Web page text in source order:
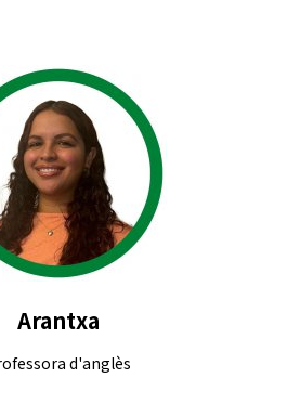
Arantxa
d'anglès